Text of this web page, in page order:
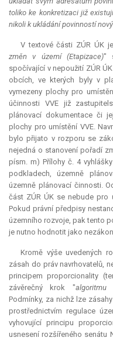
toliko ke konkretizaci již
nikoli k ukládání povinností
V textové části ZÚR ÚK
změn v území (Etapizace)"
spočívající v nepoužití ZÚR
obcích, ve kterých byly v
vymezeny plochy pro
účinnosti VVE již
plánovací dokumentace či
plochy pro umístění VVE.
bylo přijato v rozporu se
nejedná o stanovení pořadí
písm. m) Přílohy č. 4
podkladech, územně
územně plánovací činnosti.
část ZÚR ÚK se nebude
Pokud právní předpisy
územního rozvoje, pak tento
je nutno hodnotit jako
Kromě výše uvedených
zásah do práv navrhovatelů,
principem proporcionality
závěrečný krok "algoritmu
Podmínky, za nichž lze
prostřednictvím regulace
vyhovující principu
usnesení rozšířeného senátu